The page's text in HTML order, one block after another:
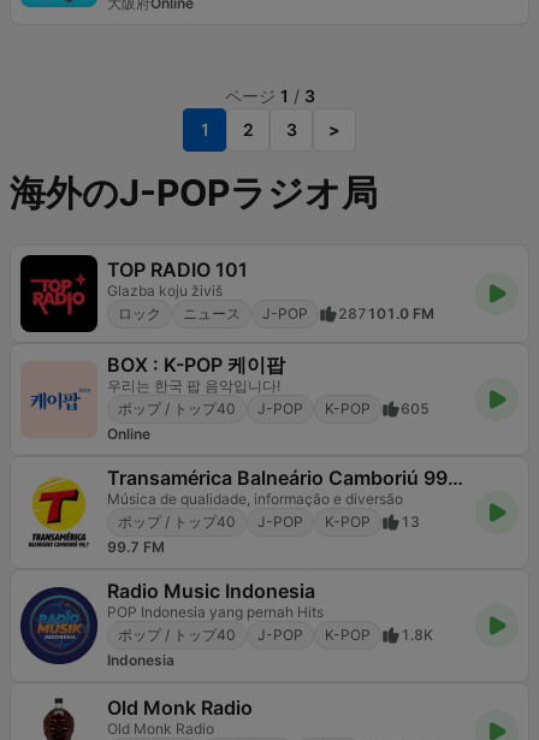
ページ 1 / 3
1
2 3 >
海外のJ-POPラジオ局
TOP RADIO 101
Glazba koju živiš
ロック
ニュース J-POP 287 101.0 FM
BOX : K-POP 케이팝
우리는 한국 팝 음악입니다!
ポップ / トップ40
J-POP K-POP
605
Online
Transamérica Balneário Camboriú 99.7 FM
Música de qualidade, informação e diversão
ポップ / トップ40
J-POP K-POP
13
99.7 FM
Radio Music Indonesia
POP Indonesia yang pernah Hits
ポップ / トップ40
J-POP K-POP
1.8K
Indonesia
Old Monk Radio
Old Monk Radio